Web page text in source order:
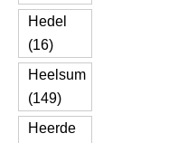
Hedel
(16)
Heelsum
(149)
Heerde